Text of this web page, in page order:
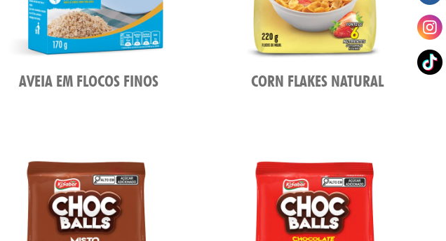
AVEIA EM FLOCOS FINOS CORN FLAKES NATURAL